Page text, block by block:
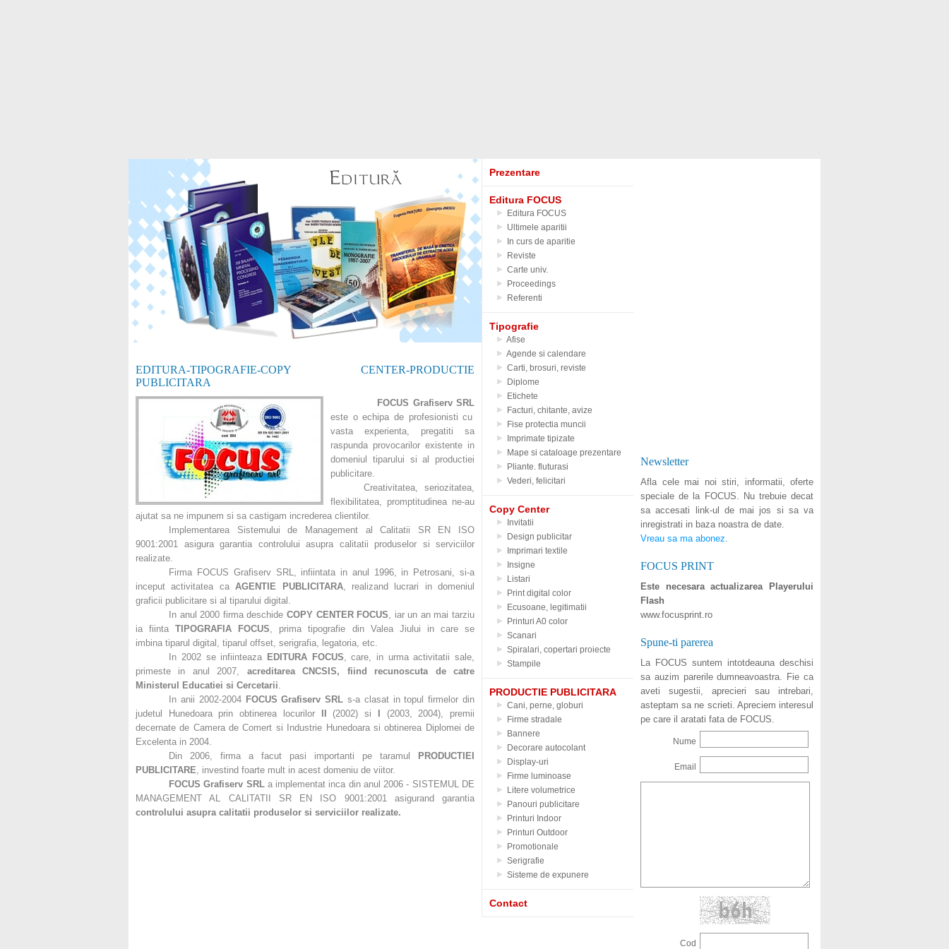
EDITURA-TIPOGRAFIE-COPY CENTER-PRODUCTIE
PUBLICITARA
FOCUS Grafiserv SRL
este o echipa de profesionisti cu
vasta experienta, pregatiti sa
raspunda provocarilor existente in
domeniul tiparului si al productiei
publicitare.
Creativitatea, seriozitatea,
flexibilitatea, promptitudinea ne-au
ajutat sa ne impunem si sa castigam increderea clientilor.
Implementarea Sistemului de Management al Calitatii SR EN ISO
9001:2001 asigura garantia controlului asupra calitatii produselor si serviciilor
realizate.
Firma FOCUS Grafiserv SRL, infiintata in anul 1996, in Petrosani, si-a
inceput activitatea caAGENTIE PUBLICITARA, realizand lucrari in domeniul
graficii publicitare si al tiparului digital.
In anul 2000 firma deschideCOPY CENTER FOCUS, iar un an mai tarziu
ia fiintaTIPOGRAFIA FOCUS, prima tipografie din Valea Jiului in care se
imbina tiparul digital, tiparul offset, serigrafia, legatoria, etc.
In 2002 se infiinteaza EDITURA FOCUS, care, in urma activitatii sale,
primeste in anul 2007, acreditarea CNCSIS, fiind recunoscuta de catre
Ministerul Educatiei si Cercetarii.
In anii 2002-2004 FOCUS Grafiserv SRL s-a clasat in topul firmelor din
judetul Hunedoara prin obtinerea locurilor
(2002) si
(2003, 2004), premii
decernate de Camera de Comert si Industrie Hunedoara si obtinerea Diplomei de
Excelenta in 2004.
Din 2006, firma a facut pasi importanti pe taramul
PRODUCTIEI
PUBLICITARE, investind foarte mult in acest domeniu de viitor.
FOCUS Grafiserv SRLa implementat inca din anul 2006 - SISTEMUL DE
MANAGEMENT AL CALITATII SR EN ISO 9001:2001 asigurand garantia
controlului asupra calitatii produselor si serviciilor realizate.
Prezentare
Editura FOCUS
Editura FOCUS
Ultimele aparitii
In curs de aparitie
Reviste
Carte univ.
Proceedings
Referenti
Tipografie
Afise
Agende si calendare
Carti, brosuri, reviste
Diplome
Etichete
Facturi, chitante, avize
Fise protectia muncii
Imprimate tipizate
Mape si cataloage prezentare
Pliante. fluturasi
Vederi, felicitari
Copy Center
Invitatii
Design publicitar
Imprimari textile
Insigne
Listari
Print digital color
Ecusoane, legitimatii
Printuri A0 color
Scanari
Spiralari, copertari proiecte
Stampile
PRODUCTIE PUBLICITARA
Cani, perne, globuri
Firme stradale
Bannere
Decorare autocolant
Display-uri
Firme luminoase
Litere volumetrice
Panouri publicitare
Printuri Indoor
Printuri Outdoor
Promotionale
Serigrafie
Sisteme de expunere
Contact
Newsletter
Afla cele mai noi stiri, informatii, oferte
speciale de la FOCUS. Nu trebuie decat
sa accesati link-ul de mai jos si sa va
inregistrati in baza noastra de date.
Vreau sa ma abonez.
FOCUS PRINT
Este necesara actualizarea Playerului
Flash
www.focusprint.ro
Spune-ti parerea
La FOCUS suntem intotdeauna deschisi
sa auzim parerile dumneavoastra. Fie ca
aveti sugestii, aprecieri sau intrebari,
asteptam sa ne scrieti. Apreciem interesul
pe care il aratati fata de FOCUS.
Nume
Email
Cod